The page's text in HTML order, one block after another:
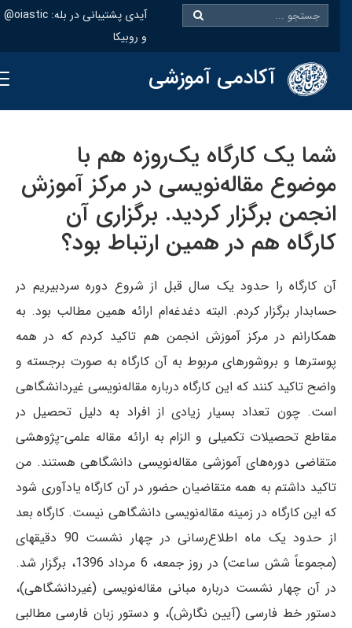
@oiastic :آیدی پشتیبانی در بله
و روبیکا
آکادمی آموزشی
شما یک کارگاه یک‌روزه هم با
موضوع مقاله‌نویسی در مرکز آموزش
انجمن برگزار کردید. برگزاری آن
کارگاه هم در همین ارتباط بود؟
آن کارگاه را حدود یک سال قبل از شروع دوره سردبیریم در
حسابدار برگزار کردم. البته دغدغه‌ام ارائه همین مطالب بود. به
همکارانم در مرکز آموزش انجمن هم تاکید کردم که در همه
پوسترها و بروشورهای مربوط به آن کارگاه به صورت برجسته و
واضح تاکید کنند که این کارگاه درباره‌ مقاله‌نویسی غیردانشگاهی
است. چون تعداد بسیار زیادی از افراد به دلیل تحصیل در
مقاطع تحصیلات تکمیلی و الزام به ارائه مقاله علمی-پژوهشی
متقاضی دوره‌های آموزشی مقاله‌نویسی دانشگاهی هستند. من
تاکید داشتم به همه متقاضیان حضور در آن کارگاه یادآوری شود
که این کارگاه در زمینه مقاله‌نویسی دانشگاهی نیست. کارگاه بعد
از حدود یک ماه اطلاع‌رسانی در چهار نشست 90 دقیقه‎ای
(مجموعاً شش ساعت) در روز جمعه، 6 مرداد 1396، برگزار شد.
در آن چهار نشست درباره مبانی مقاله‌نویسی (غیردانشگاهی)،
دستور خط فارسی (آیین نگارش)، و دستور زبان فارسی مطالبی